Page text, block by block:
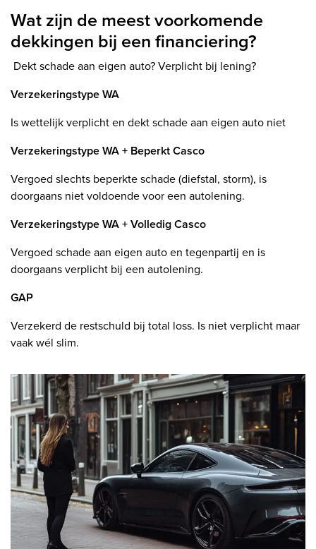
Wat zijn de meest voorkomende
dekkingen bij een financiering?
Dekt schade aan eigen auto? Verplicht bij lening?
Verzekeringstype WA
Is wettelijk verplicht en dekt schade aan eigen auto niet
Verzekeringstype WA + Beperkt Casco
Vergoed slechts beperkte schade (diefstal, storm), is
doorgaans niet voldoende voor een autolening.
Verzekeringstype WA + Volledig Casco
Vergoed schade aan eigen auto en tegenpartij en is
doorgaans verplicht bij een autolening.
GAP
Verzekerd de restschuld bij total loss. Is niet verplicht maar
vaak wél slim.